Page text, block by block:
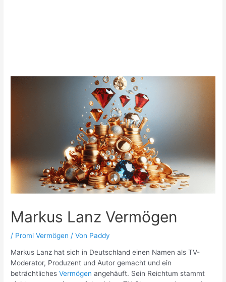
Markus Lanz Vermögen
/ Promi Vermögen / Von Paddy
Markus Lanz hat sich in Deutschland einen Namen als TV-
Moderator, Produzent und Autor gemacht und ein
beträchtlichesVermögen angehäuft. Sein Reichtum stammt